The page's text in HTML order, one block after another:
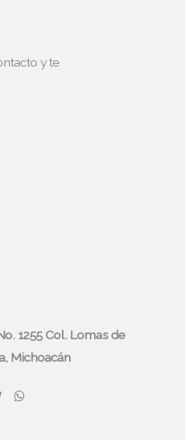
y te
1255 Col. Lomas de
Michoacán
W
h